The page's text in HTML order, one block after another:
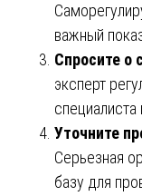
важный
Спросите о
эксперт
Уточните
Серьезная
базу для